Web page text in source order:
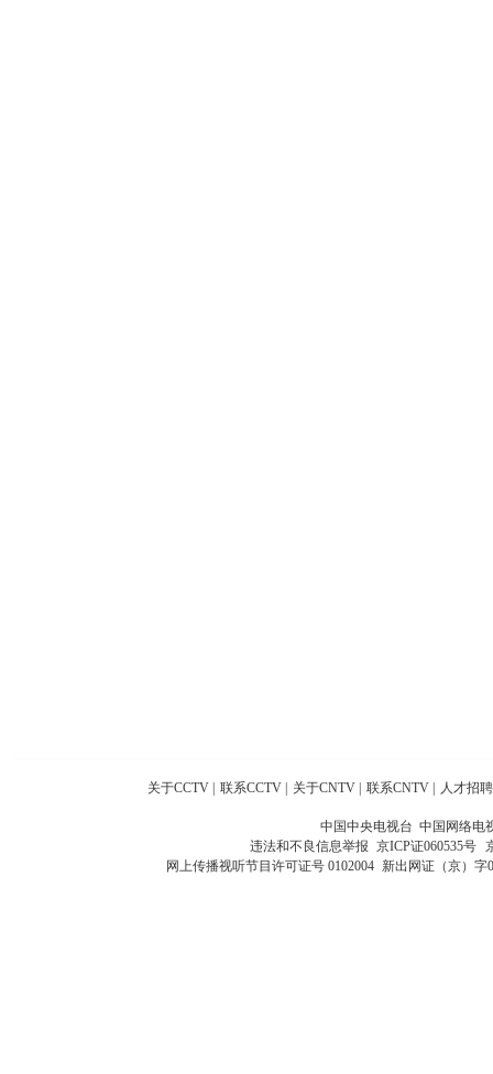
关于CCTV 联系CCTV 关于CNTV 联系CNTV 人才招聘
中国中央电视台 中国网络电
违法和不良信息举报 京ICP证060535号
网上传播视听节目许可证号 0102004 新出网证（京）